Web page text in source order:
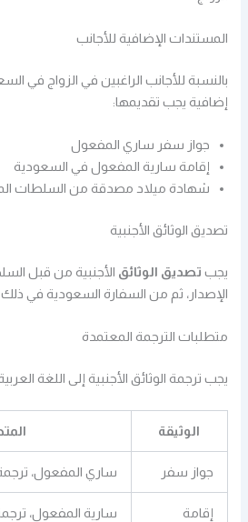
المستندات الإضافية للأجانب
بالنسبة للأجانب الراغبين في الزواج في
إضافية يجب تقديمها:
جواز سفر ساري المفعول
إقامة سارية المفعول في السعودية
شهادة ميلاد مصدقة من السلطات
تصديق الوثائق الأجنبية
يجب تصديق الوثائق الأجنبية من قبل
الإصدار، ثم من السفارة السعودية في ذلك
متطلبات الترجمة المعتمدة
يجب ترجمة الوثائق الأجنبية إلى اللغة
الوثيقة
جواز سفر ساري المفعول،
إقامة سارية المفعول،